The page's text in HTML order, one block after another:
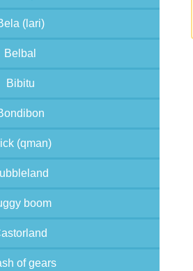
(lari)
Belbal
Bibitu
(qman)
boom
of gears